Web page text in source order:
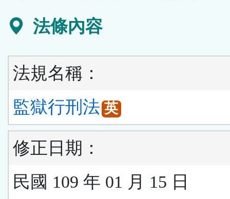
法條內容
法規名稱：
監獄行刑法 英
修正日期：
民國 109 年 01 月 15 日